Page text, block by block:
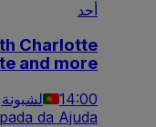
أحد
Charlotte
and more
14:00 لشبونة,
da Ajuda